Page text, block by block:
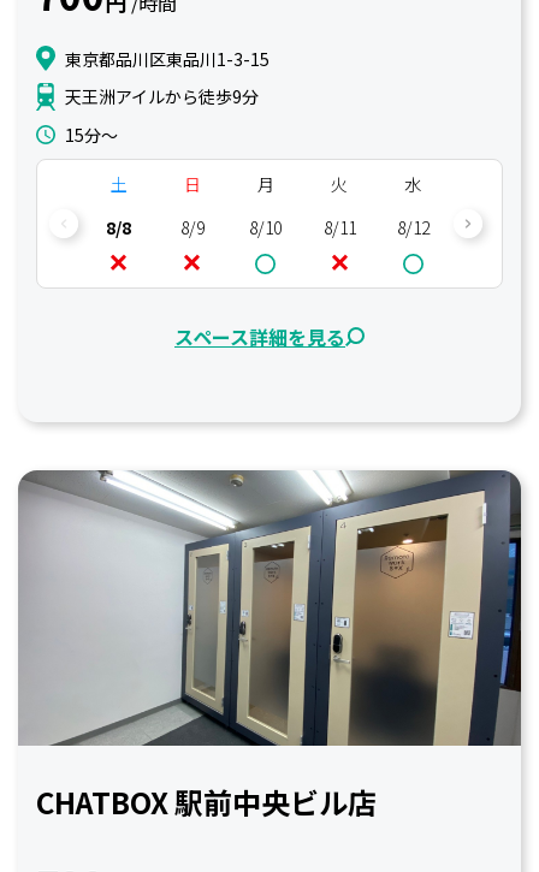
東京都品川区東品川1-3-15
天王洲アイルから徒歩9分
15分〜
土
8/8
日
8/9
月
8/10
火
8/11
水
8/12
8/13
スペース詳細を見る
CHATBOX 駅前中央ビル店